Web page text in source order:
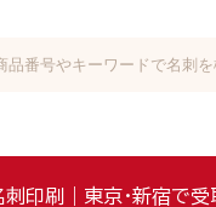
印刷｜東京・新宿で受